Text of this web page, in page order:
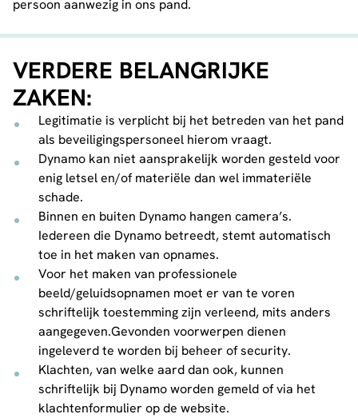
persoon aanwezig in ons pand.
VERDERE BELANGRIJKE
ZAKEN:
Legitimatie is verplicht bij het betreden van het pand
als beveiligingspersoneel hierom vraagt.
Dynamo kan niet aansprakelijk worden gesteld voor
enig letsel en/of materiële dan wel immateriële
schade.
Binnen en buiten Dynamo hangen camera’s.
Iedereen die Dynamo betreedt, stemt automatisch
toe in het maken van opnames.
Voor het maken van professionele
beeld/geluidsopnamen moet er van te voren
schriftelijk toestemming zijn verleend, mits anders
aangegeven.Gevonden voorwerpen dienen
ingeleverd te worden bij beheer of security.
Klachten, van welke aard dan ook, kunnen
schriftelijk bij Dynamo worden gemeld of via het
klachtenformulier op de website.